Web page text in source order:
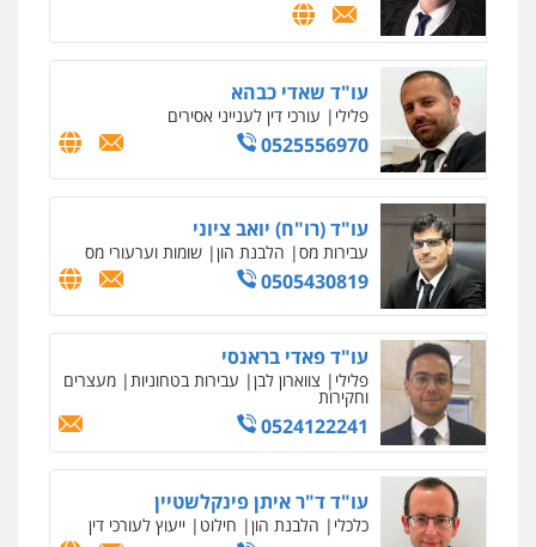
עו"ד שאדי כבהא
פלילי עורכי דין לענייני אסירים
0525556970
עו"ד (רו"ח) יואב ציוני
עבירות מס הלבנת הון שומות וערעורי מס
0505430819
עו"ד פאדי בראנסי
פלילי צווארון לבן עבירות בטחוניות מעצרים
וחקירות
0524122241
עו"ד ד"ר איתן פינקלשטיין
כלכלי הלבנת הון חילוט ייעוץ לעורכי דין